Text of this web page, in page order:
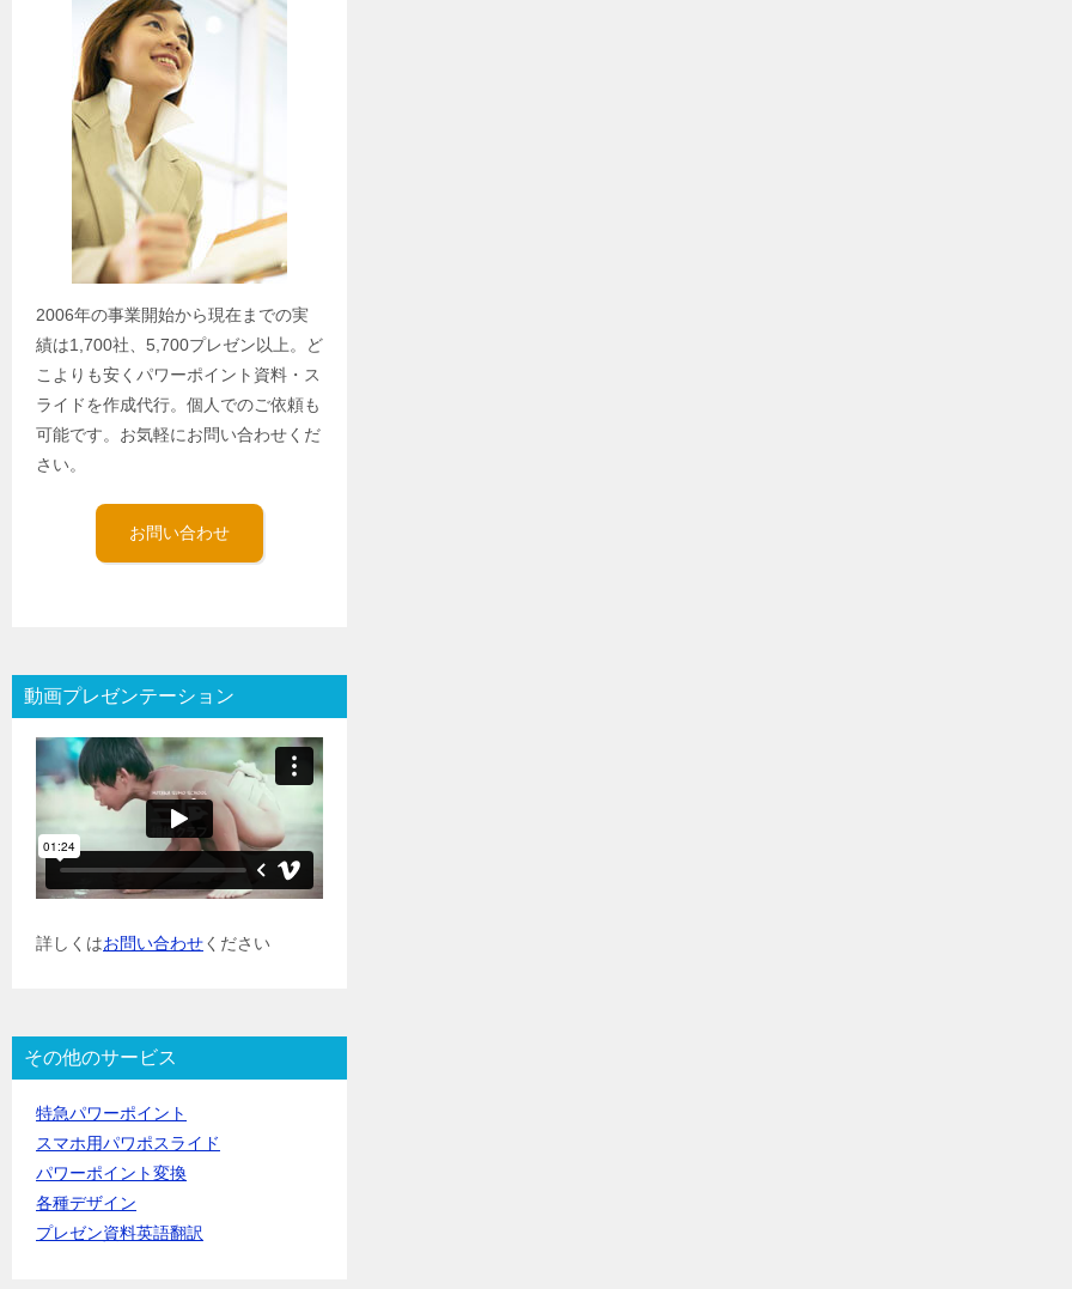
2006年の事業開始から現在までの実
績は1,700社、5,700プレゼン以上。ど
こよりも安くパワーポイント資料・ス
ライドを作成代行。個人でのご依頼も
可能です。お気軽にお問い合わせくだ
さい。
お問い合わせ
動画プレゼンテーション
詳しくはお問い合わせください
その他のサービス
特急パワーポイント
スマホ用パワポスライド
パワーポイント変換
各種デザイン
プレゼン資料英語翻訳